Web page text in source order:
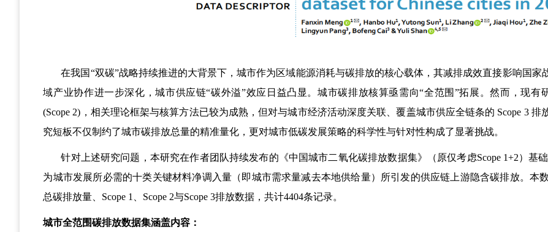
在我国“双碳”战略持续推进的大背景下，城市作为区域能源消耗与碳排放的核心载体，其减排成效直接影响国
域产业协作进一步深化，城市供应链“碳外溢”效应日益凸显。城市碳排放核算亟需向“全范围”拓展。然而，现
(Scope 2) ，相关理论框架与核算方法已较为成熟，但对与城市经济活动深度关联、覆盖城市供应全链条的 Scope 3 排
究短板不仅制约了城市碳排放总量的精准量化，更对城市低碳发展策略的科学性与针对性构成了显著挑战。
针对上述研究问题，本研究在作者团队持续发布的《中国城市二氧化碳排放数据集》（原仅考虑Scope 1+2）基
为城市发展所必需的十类关键材料净调入量（即城市需求量减去本地供给量）所引发的供应链上游隐含碳排放。本
总碳排放量、 Scope 1 Scope 2与Scope 3排放数据，共计4404条记录。
城市全范围碳排放数据集涵盖内容：